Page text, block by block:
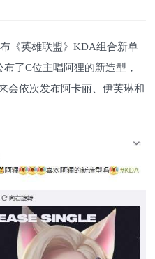
《英雄联盟》KDA组合新单
了C位主唱阿狸的新造型，
会依次发布阿卡丽、伊芙琳和